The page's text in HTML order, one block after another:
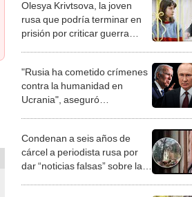
Olesya Krivtsova, la joven
rusa que podría terminar en
prisión por criticar guerra
"Rusia ha cometido crímenes
contra la humanidad en
Ucrania", aseguró
Condenan a seis años de
cárcel a periodista rusa por
dar “noticias falsas” sobre la